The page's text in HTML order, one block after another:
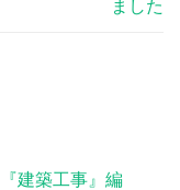
ました
建築工事』編